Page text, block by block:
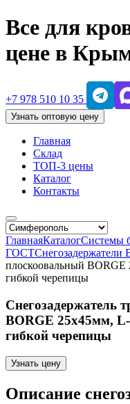
Все для
цене в
+7 978 510 10 35
Узнать оптовую цену
Главная
Склад
ТОП-3 цены
Каталог
Контакты
ГлавнаяКаталогСистемы
ГОСТСнегозадержатели
плоскоовальный
гибкой черепицы
Снегозадержатель
BORGE 25х45мм,
гибкой черепицы
Узнать цену
Описание